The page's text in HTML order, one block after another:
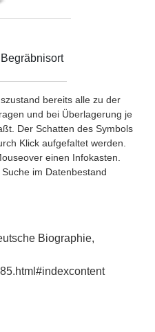
Begräbnisort
bereits alle zu der
und bei Überlagerung je
Der Schatten des Symbols
Klick aufgefaltet werden.
einen Infokasten.
im Datenbestand
Biographie,